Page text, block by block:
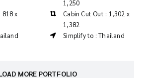
818 x
1,250
Cabin Cut Out : 1,302 x
1,382
Simplify to : Thailand
MORE PORTFOLIO